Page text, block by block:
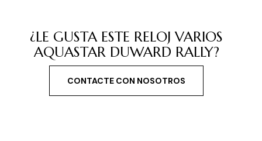
¿LE GUSTA ESTE RELOJ VARIOS
AQUASTAR DUWARD RALLY?
CONTACTE CON NOSOTROS